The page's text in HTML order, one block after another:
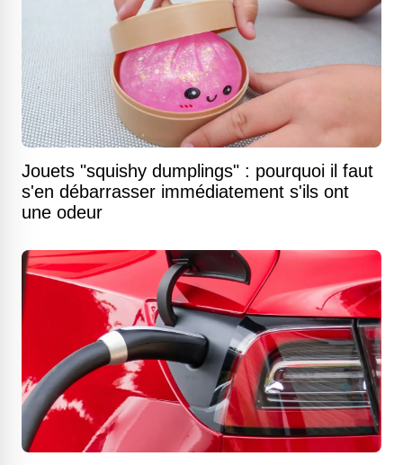
Jouets "squishy dumplings" : pourquoi il faut
s'en débarrasser immédiatement s'ils ont
une odeur